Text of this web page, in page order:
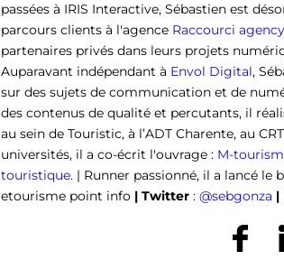
passées à IRIS Interactive, Sébastien est
parcours clients à l'agence Raccourci
partenaires privés dans leurs projets
Auparavant indépendant à Envol Digital,
sur des sujets de communication et de
des contenus de qualité et percutants, il
au sein de Touristic, à l’ADT Charente, au
universités, il a co-écrit l'ouvrage : M-
touristique. | Runner passionné, il a lancé le
etourisme point info | Twitter : @sebgonza |